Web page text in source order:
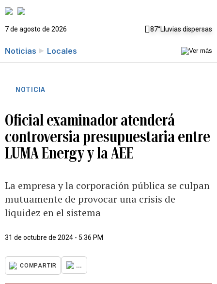
7 de agosto de 2026 87°Lluvias dispersas
Noticias Locales
NOTICIA
Oficial examinador atenderá
controversia presupuestaria entre
LUMA Energy y la AEE
La empresa y la corporación pública se culpan
mutuamente de provocar una crisis de
liquidez en el sistema
31 de octubre de 2024 - 5:36 PM
COMPARTIR ...